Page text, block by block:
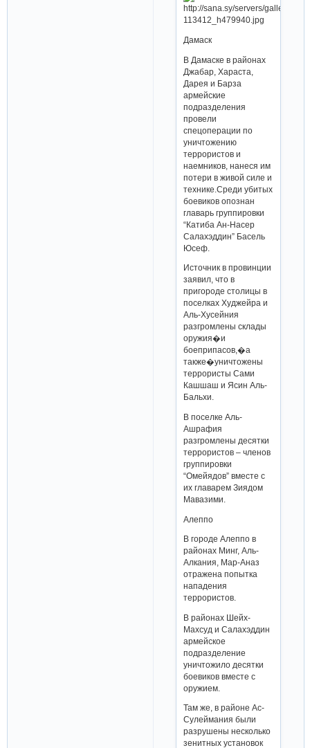
Дамаск
В Дамаске в районах
Джабар, Хараста,
Дарея и Барза
армейские
подразделения
провели
спецоперации по
уничтожению
террористов и
наемников, нанеся им
потери в живой силе и
технике.Среди убитых
боевиков опознан
главарь группировки
“Катиба Ан-Насер
Салахэддин” Басель
Юсеф.
Источник в провинции
заявил, что в
пригороде столицы в
поселках Худжейра и
Аль-Хусейния
разгромлены склады
оружия�и
боеприпасов,�а
также�уничтожены
террористы Сами
Кашшаш и Ясин Аль-
Бальхи.
В поселке Аль-
Ашрафия
разгромлены десятки
террористов – членов
группировки
“Омейядов” вместе с
их главарем Зиядом
Мавазими.
Алеппо
В городе Алеппо в
районах Минг, Аль-
Алкания, Мар-Аназ
отражена попытка
нападения
террористов.
В районах Шейх-
Махсуд и Салахэддин
армейское
подразделение
уничтожило десятки
боевиков вместе с
оружием.
Там же, в районе Ас-
Сулеймания были
разрушены несколько
зенитных установок